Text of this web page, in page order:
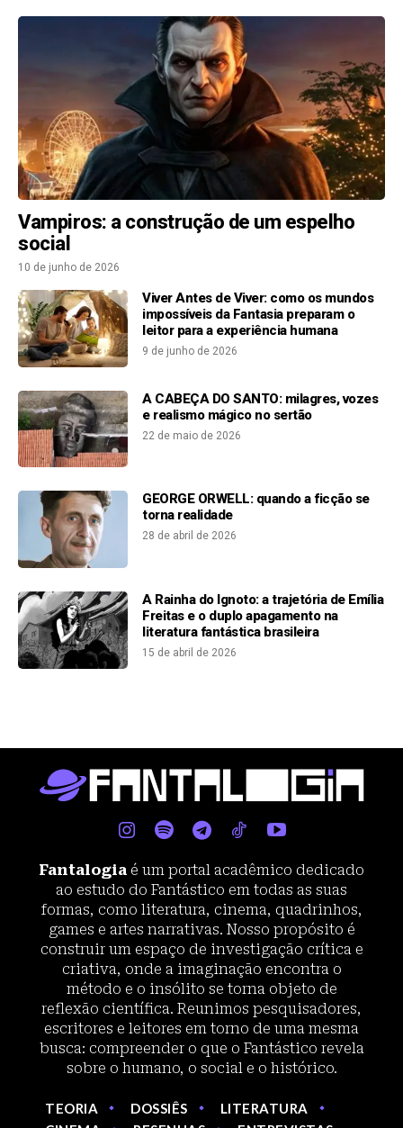
Vampiros: a construção de um espelho
social
10 de junho de 2026
Viver Antes de Viver: como os mundos
impossíveis da Fantasia preparam o
leitor para a experiência humana
9 de junho de 2026
A CABEÇA DO SANTO: milagres, vozes
e realismo mágico no sertão
22 de maio de 2026
GEORGE ORWELL: quando a ficção se
torna realidade
28 de abril de 2026
A Rainha do Ignoto: a trajetória de Emília
Freitas e o duplo apagamento na
literatura fantástica brasileira
15 de abril de 2026
Fantalogia é um portal acadêmico dedicado
ao estudo do Fantástico em todas as suas
formas, como literatura, cinema, quadrinhos,
games e artes narrativas. Nosso propósito é
construir um espaço de investigação crítica e
criativa, onde a imaginação encontra o
método e o insólito se torna objeto de
reflexão científica. Reunimos pesquisadores,
escritores e leitores em torno de uma mesma
busca: compreender o que o Fantástico revela
sobre o humano, o social e o histórico.
TEORIA DOSSIÊS
LITERATURA